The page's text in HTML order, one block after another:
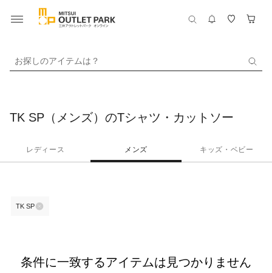
お探しのアイテムは？
TK SP（メンズ）のTシャツ・カットソー
レディース メンズ キッズ・ベビー
TK SP
条件に一致するアイテムは見つかりません